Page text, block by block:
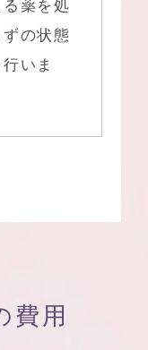
薬を処
の状態
いま
費用